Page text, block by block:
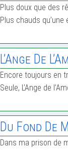
Plus doux que des
Plus chauds
L’Ange De
Encore toujours en
Seule, L’Ange de
Du Fond De
Dans ma prison de